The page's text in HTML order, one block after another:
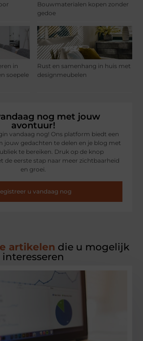
Bouwmaterialen kopen zonder
gedoe
in
soepele
Rust en samenhang in huis met
designmeubelen
nog met jouw
avontuur!
vandaag nog! Ons platform biedt een
jouw gedachten te delen en je blog met
te bereiken. Druk op de knop
de eerste stap naar meer zichtbaarheid
en groei.
u vandaag nog
artikelen die u mogelijk
interesseren